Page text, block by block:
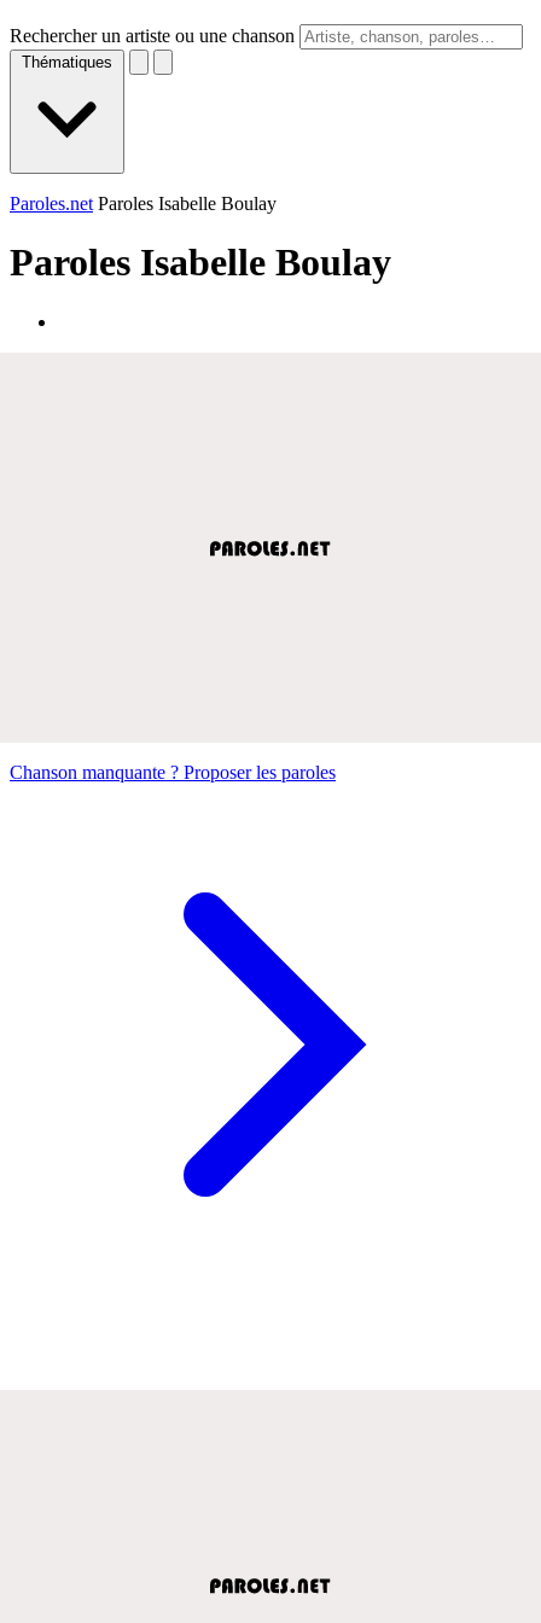
Rechercher un artiste ou une chanson
Thématiques
Paroles.net Paroles Isabelle Boulay
Paroles Isabelle Boulay
Chanson manquante ? Proposer les paroles